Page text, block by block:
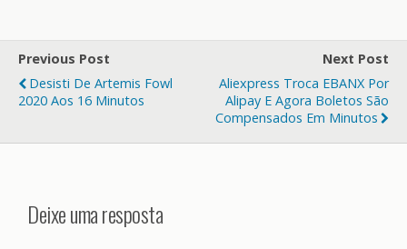
Previous Post
Desisti De Artemis Fowl
2020 Aos 16 Minutos
Next Post
Aliexpress Troca EBANX Por
Alipay E Agora Boletos São
Compensados Em Minutos
Deixe uma resposta